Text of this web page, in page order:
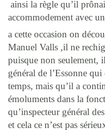
ainsi la règle qu’il
accommodement avec
a cette occasion on
Manuel Valls ,il ne
puisque non seulement,
général de l’Essonne
temps, mais qu’il a
émoluments dans la
qu’inspecteur général
et cela ce n’est pas